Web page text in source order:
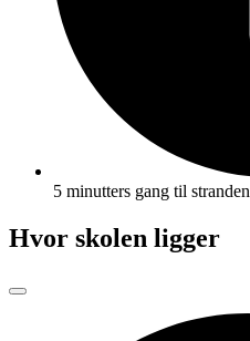
5 minutters gang til stranden
Hvor skolen ligger